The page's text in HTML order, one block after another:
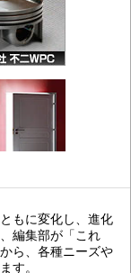
もに変化し、進化
編集部が「これ
ら、各種ニーズや
す。